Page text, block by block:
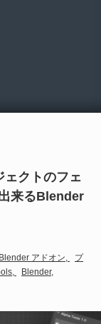
クトのフェ
来るBlender
Blender アドオン
プ
Blender